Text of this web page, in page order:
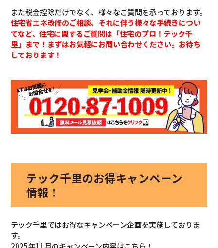
また税金控除だけでなく、様々なご質問を承っております。
住宅省エネ改修のご相談、それに伴う様々な手続きについ
てなど、住宅に関するご質問は「住宅のプロ！テック千
里」まで！まずはお気軽にお問い合わせください。お待ち
しております！
テック千里のお得キャンペーン
情報！
テック千里ではお得なキャンペーン企画を実施しておりま
す。
2025年11月のキャンペーン内容はこちら！